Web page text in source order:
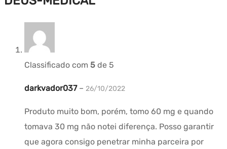
Classificado com 5 de 5
darkvador037 – 26/10/2022
Produto muito bom, porém, tomo 60 mg e quando
tomava 30 mg não notei diferença. Posso garantir
que agora consigo penetrar minha parceira por